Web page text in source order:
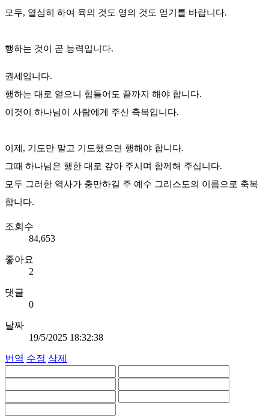
모두, 열심히 하여 육의 것도 영의 것도 얻기를 바랍니다.
행하는 것이 곧 능력입니다.
권세입니다.
행하는 대로 얻으니 힘들어도 끝까지 해야 합니다.
이것이 하나님이 사람에게 주신 축복입니다.
이제, 기도만 말고 기도했으면 행해야 합니다.
그때 하나님은 행한 대로 갚아 주시며 함께해 주십니다.
모두 그러한 역사가 충만하길 주 예수 그리스도의 이름으로 축복
합니다.
조회수
84,653
좋아요
2
댓글
0
날짜
19/5/2025 18:32:38
번역 수정 삭제